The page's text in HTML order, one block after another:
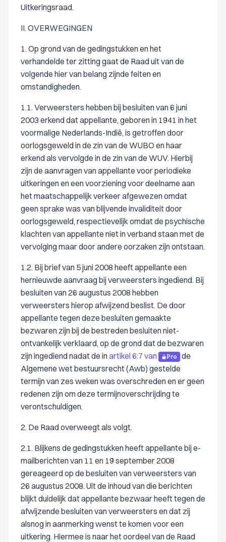
Uitkeringsraad.
II. OVERWEGINGEN
1. Op grond van de gedingstukken en het
verhandelde ter zitting gaat de Raad uit van de
volgende hier van belang zijnde feiten en
omstandigheden.
1.1. Verweersters hebben bij besluiten van 6 juni
2003 erkend dat appellante, geboren in 1941 in het
voormalige Nederlands-Indië, is getroffen door
oorlogsgeweld in de zin van de WUBO en haar
erkend als vervolgde in de zin van de WUV. Hierbij
zijn de aanvragen van appellante voor periodieke
uitkeringen en een voorziening voor deelname aan
het maatschappelijk verkeer afgewezen omdat
geen sprake was van blijvende invaliditeit door
oorlogsgeweld, respectievelijk omdat de psychische
klachten van appellante niet in verband staan met de
vervolging maar door andere oorzaken zijn ontstaan.
1.2. Bij brief van 5 juni 2008 heeft appellante een
hernieuwde aanvraag bij verweersters ingediend. Bij
besluiten van 26 augustus 2008 hebben
verweersters hierop afwijzend beslist. De door
appellante tegen deze besluiten gemaakte
bezwaren zijn bij de bestreden besluiten niet-
ontvankelijk verklaard, op de grond dat de bezwaren
zijn ingediend nadat de inartikel 6:7 van Pro
de
Algemene wet bestuursrecht (Awb) gestelde
termijn van zes weken was overschreden en er geen
redenen zijn om deze termijnoverschrijding te
verontschuldigen.
2. De Raad overweegt als volgt.
2.1. Blijkens de gedingstukken heeft appellante bij e-
mailberichten van 11 en 19 september 2008
gereageerd op de besluiten van verweersters van
26 augustus 2008. Uit de inhoud van die berichten
blijkt duidelijk dat appellante bezwaar heeft tegen de
afwijzende besluiten van verweersters en dat zij
alsnog in aanmerking wenst te komen voor een
uitkering. Hiermee is naar het oordeel van de Raad